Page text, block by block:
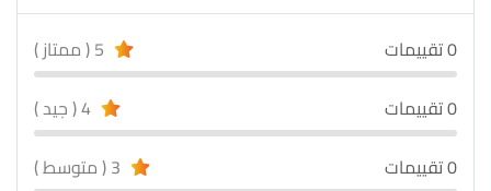
0 تقييمات
0 تقييمات
0 تقييمات